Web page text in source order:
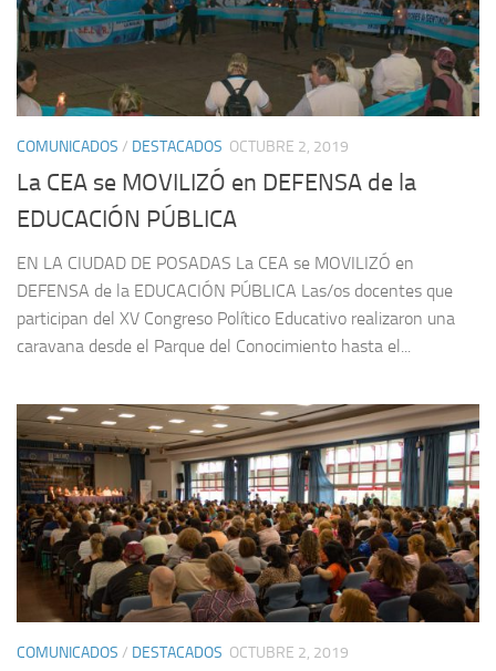
COMUNICADOS / DESTACADOS OCTUBRE 2, 2019
La CEA se MOVILIZÓ en DEFENSA de la
EDUCACIÓN PÚBLICA
EN LA CIUDAD DE POSADAS La CEA se MOVILIZÓ en
DEFENSA de la EDUCACIÓN PÚBLICA Las/os docentes que
participan del XV Congreso Político Educativo realizaron una
caravana desde el Parque del Conocimiento hasta el...
COMUNICADOS / DESTACADOS OCTUBRE 2, 2019